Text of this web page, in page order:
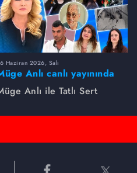
Haziran 2026, Salı
Anlı canlı yayınında
çeken gelişmeler
yaşandı. Kayıp,
Anlı ile Tatlı Sert